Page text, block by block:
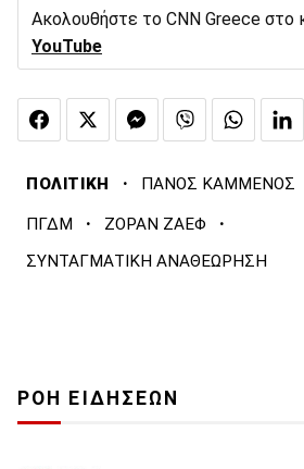
Ακολουθήστε το CNN Greece στο
YouTube
ΠΟΛΙΤΙΚΗ · ΠΑΝΟΣ ΚΑΜΜΕΝΟΣ
ΠΓΔΜ · ΖΟΡΑΝ ΖΑΕΦ ·
ΣΥΝΤΑΓΜΑΤΙΚΗ ΑΝΑΘΕΩΡΗΣΗ
ΡΟΗ ΕΙΔΗΣΕΩΝ